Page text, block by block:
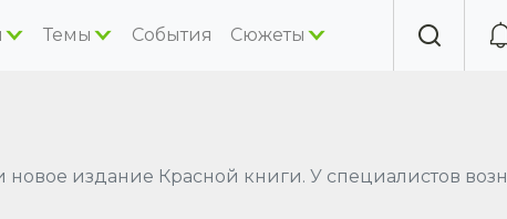
Темы События Сюжеты
издание Красной книги. У специалистов